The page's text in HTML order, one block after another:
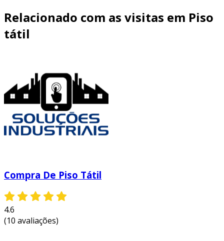
Relacionado com as visitas em Piso
tátil
Compra De Piso Tátil
4.6
(10 avaliações)